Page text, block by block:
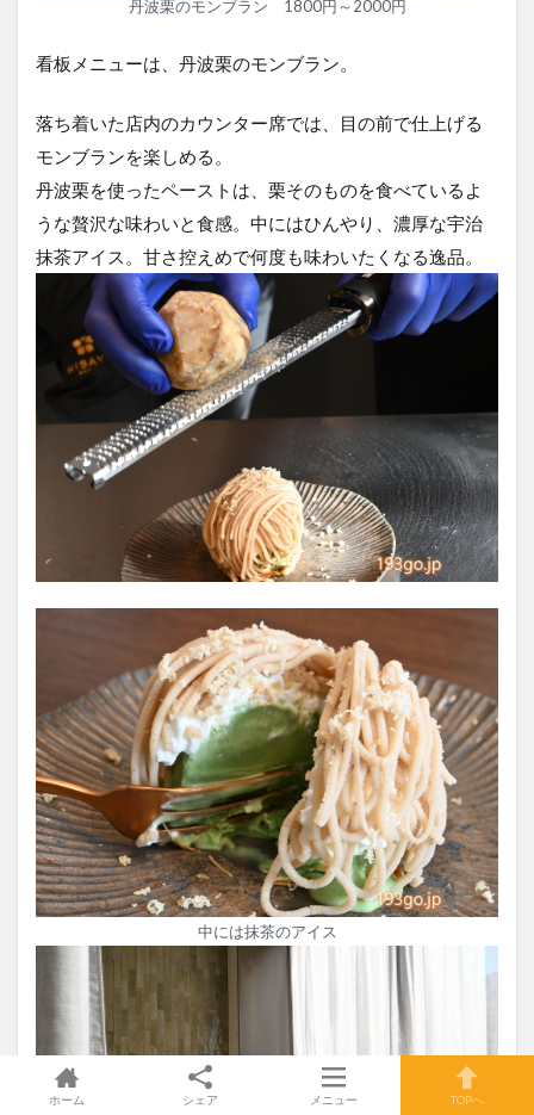
丹波栗のモンブラン 1800円～2000円
看板メニューは、丹波栗のモンブラン。
落ち着いた店内のカウンター席では、目の前で仕上げる
モンブランを楽しめる。
丹波栗を使ったペーストは、栗そのものを食べているよ
うな贅沢な味わいと食感。中にはひんやり、濃厚な宇治
抹茶アイス。甘さ控えめで何度も味わいたくなる逸品。
中には抹茶のアイス
ホーム シェア メニュー TOPへ